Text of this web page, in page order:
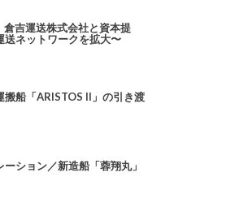
吉運送株式会社と資本提
送ネットワークを拡大〜
搬船「ARISTOS II」の引き渡
ション／新造船「蓉翔丸」